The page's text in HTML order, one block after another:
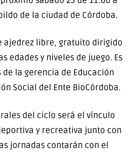
de la ciudad de Córdoba.
ajedrez libre, gratuito dirigido
edades y niveles de juego. Es
la gerencia de Educación
Social del Ente BioCórdoba.
del ciclo será el vínculo
y recreativa junto con
jornadas contarán con el